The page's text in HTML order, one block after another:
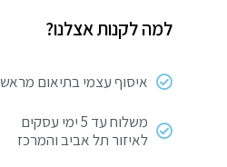
למה לקנות אצלנו?
איסוף עצמי בתיאום מראש
משלוח עד 5 ימי עסקים
לאיזור תל אביב והמרכז